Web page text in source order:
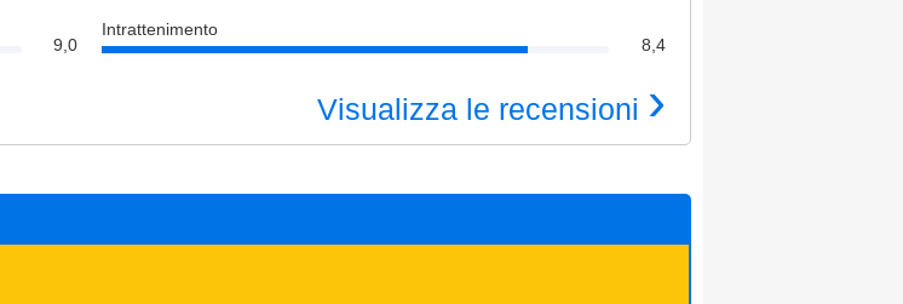
9,0
Intrattenimento
8,4
Visualizza le recensioni ›